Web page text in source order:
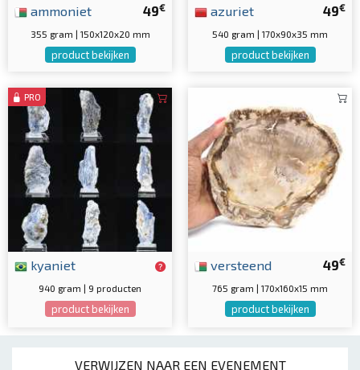
VERWIJZEN NAAR EEN EVENEMENT
49€
ammoniet
355 gram | 150x120x20 mm
product bekijken
49€
azuriet
540 gram | 170x90x35 mm
product bekijken
PRO
kyaniet
940 gram | 9 producten
product bekijken
49€
versteend
765 gram | 170x160x15 mm
product bekijken